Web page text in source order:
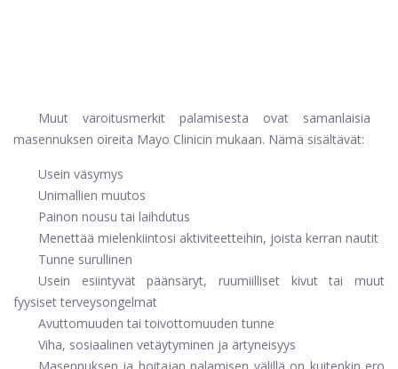
Muut varoitusmerkit palamisesta ovat samanlaisia ​​
masennuksen oireita Mayo Clinicin mukaan. Nämä sisältävät:
Usein väsymys
Unimallien muutos
Painon nousu tai laihdutus
Menettää mielenkiintosi aktiviteetteihin, joista kerran nautit
Tunne surullinen
Usein esiintyvät päänsäryt, ruumiilliset kivut tai muut
fyysiset terveysongelmat
Avuttomuuden tai toivottomuuden tunne
Viha, sosiaalinen vetäytyminen ja ärtyneisyys